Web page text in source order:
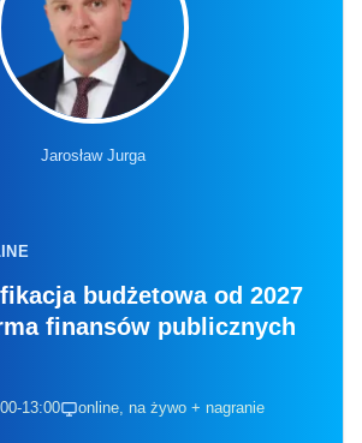
Jarosław Jurga
budżetowa od 2027
finansów publicznych
13:00 online, na żywo + nagranie